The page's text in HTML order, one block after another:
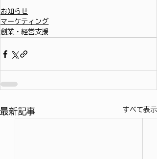
お知らせ
マーケティング
創業・経営支援
最新記事 すべて表示